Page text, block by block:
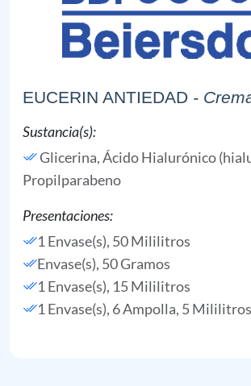
EUCERIN ANTIEDAD -
Sustancia(s):
Glicerina,Ácido Hialurónico
Propilparabeno
Presentaciones:
1 Envase(s), 50 Mililitros
Envase(s), 50 Gramos
1 Envase(s), 15 Mililitros
1 Envase(s), 6 Ampolla, 5 Mililitros